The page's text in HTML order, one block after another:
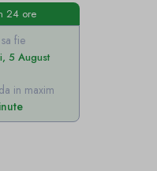
24 ore
fie
5 August
in maxim